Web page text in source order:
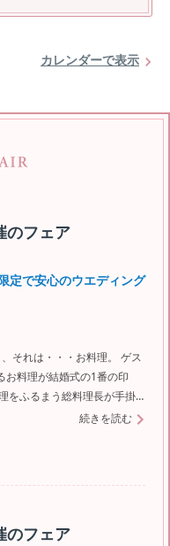
カレンダーで表示
のフェア
定で安心のウエディング
それは・・・お料理。 ゲス
お料理が結婚式の1番の印
をふるまう総料理長が手掛
是非ご賞味ください！ 人気
続きを読む
のフェア